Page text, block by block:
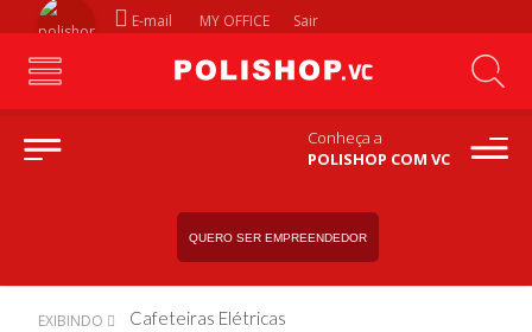
E-mail MY OFFICE Sair
Conheça a
POLISHOP COM VC
QUERO SER EMPREENDEDOR
EXIBINDO Cafeteiras Elétricas